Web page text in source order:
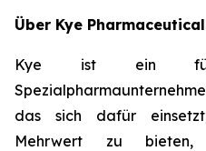
Über Kye
Kye ist ein
das sich dafür
Mehrwert zu